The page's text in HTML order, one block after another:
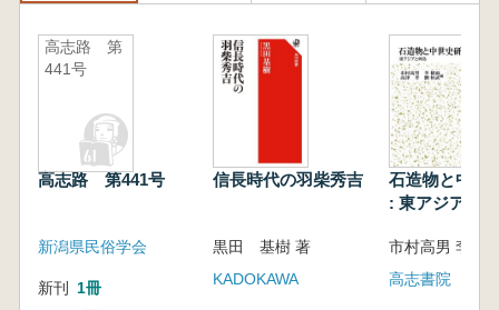
高志路 第
441号
高志路 第441号
新潟県民俗学会
新刊 1冊
信長時代の羽柴秀吉
黒田 基樹 著
KADOKAWA
石造物と中世
: 東アジアと
高志書院